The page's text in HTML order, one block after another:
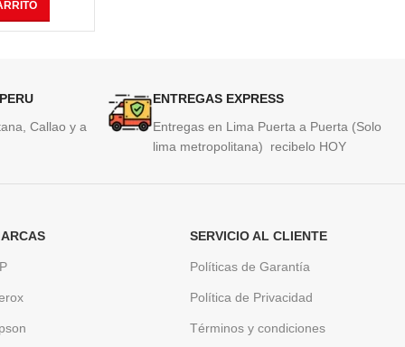
Callao y a
ENTREGAS EXPRESS
Entregas en Lima Puerta a Puerta (Solo
lima metropolitana) recibelo HOY
SERVICIO AL CLIENTE
Políticas de Garantía
Política de Privacidad
Términos y condiciones